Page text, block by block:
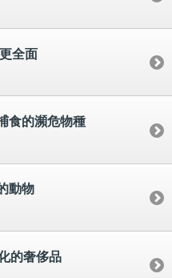
全面
食的瀕危物種
動物
的奢侈品